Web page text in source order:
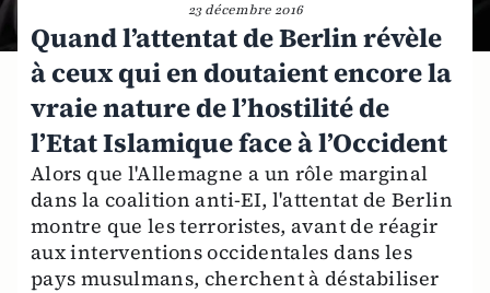
23 décembre 2016
Quand l’attentat de Berlin révèle
à ceux qui en doutaient encore la
vraie nature de l’hostilité de
l’Etat Islamique face à l’Occident
Alors que l'Allemagne a un rôle marginal
dans la coalition anti-EI, l'attentat de Berlin
montre que les terroristes, avant de réagir
aux interventions occidentales dans les
pays musulmans, cherchent à déstabiliser